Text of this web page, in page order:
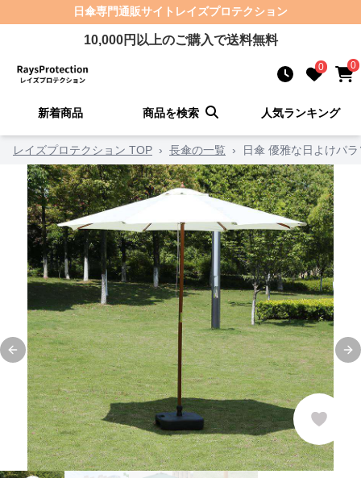
日傘専門通販サイト レイズプロテクション
10,000円以上のご購入で送料無料
0 0
新着商品 商品を検索 人気ランキング
レイズプロテクション TOP › 長傘の一覧 › 日傘 優雅な日よけパ
Previous slide